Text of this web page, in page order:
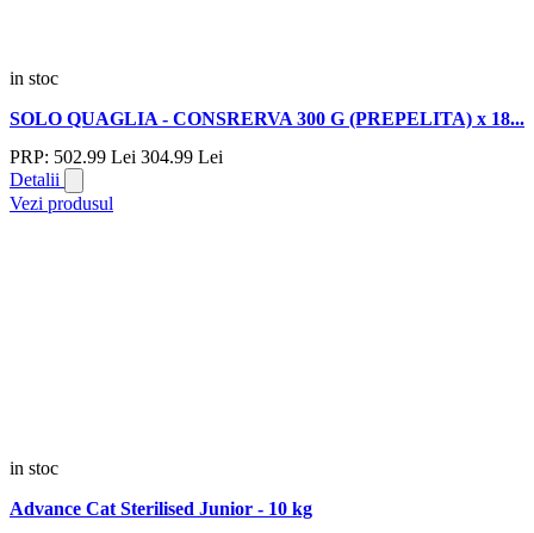
in stoc
SOLO QUAGLIA - CONSRERVA 300 G (PREPELITA) x 18...
PRP: 502.99 Lei 304.99 Lei
Detalii
Vezi produsul
in stoc
Advance Cat Sterilised Junior - 10 kg